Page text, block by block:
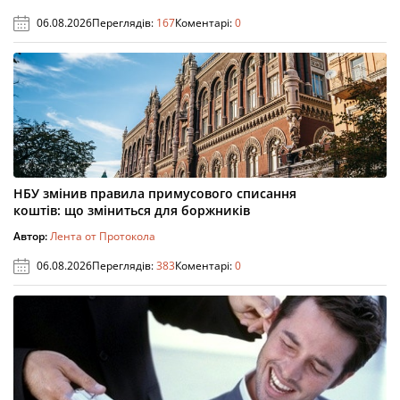
06.08.2026Переглядів: 167Коментарі:0
НБУ змінив правила примусового списання
коштів: що зміниться для боржників
Автор:Лента от Протокола
06.08.2026Переглядів:383Коментарі:0